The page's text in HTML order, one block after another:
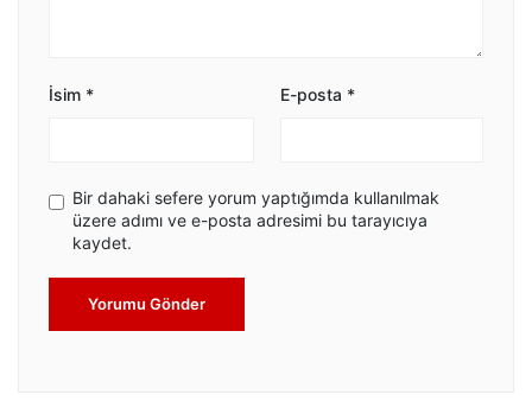
İsim * E-posta *
Bir dahaki sefere yorum yaptığımda kullanılmak
üzere adımı ve e-posta adresimi bu tarayıcıya
kaydet.
Yorumu Gönder